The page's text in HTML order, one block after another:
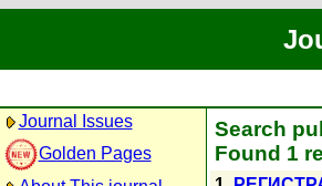
Journal Issues
Golden Pages
Search
Found 1